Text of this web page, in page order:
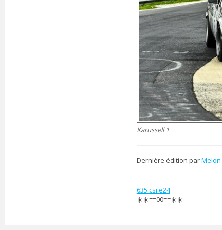
Karussell 1
Dernière édition parMelon
635 csi e24
☀️☀️==00==☀️☀️